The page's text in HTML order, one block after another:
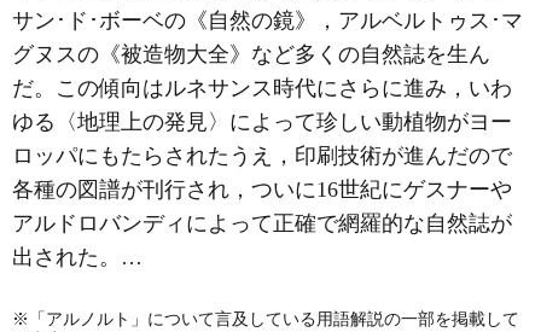
サン･ド･ボーベの《自然の鏡》，アルベルトゥス･マ
グヌスの《被造物大全》など多くの自然誌を生ん
だ。この傾向はルネサンス時代にさらに進み，いわ
ゆる〈地理上の発見〉によって珍しい動植物がヨー
ロッパにもたらされたうえ，印刷技術が進んだので
各種の図譜が刊行され，ついに16世紀にゲスナーや
アルドロバンディによって正確で網羅的な自然誌が
出された。…
※「アルノルト」について言及している用語解説の一部を掲載して